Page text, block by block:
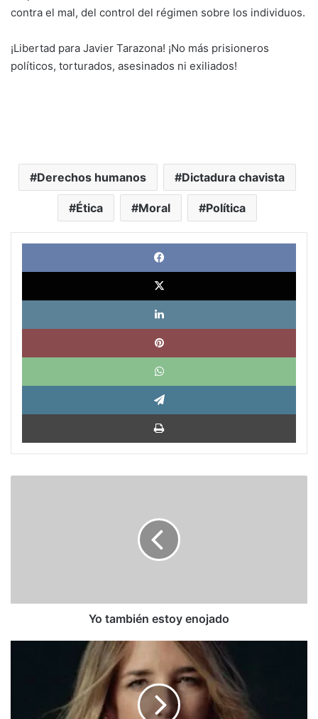
contra el mal, del control del régimen sobre los individuos.
¡Libertad para Javier Tarazona! ¡No más prisioneros
políticos, torturados, asesinados ni exiliados!
Derechos humanos Dictadura chavista
Ética Moral Política
X
Yo también estoy enojado